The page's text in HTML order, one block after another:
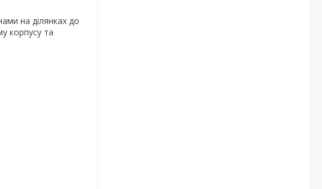
на ділянках до
корпусу та